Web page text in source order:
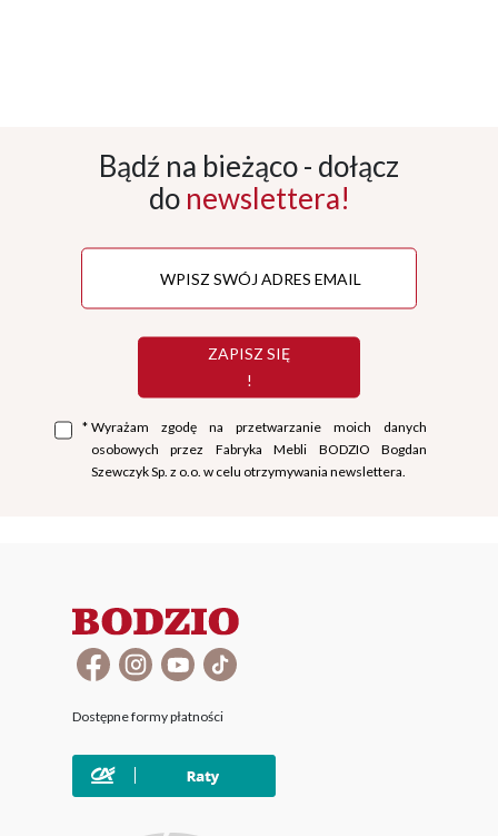
Bądź na bieżąco - dołącz
do newslettera!
ZAPISZ SIĘ
!
* Wyrażam zgodę na przetwarzanie moich danych
osobowych przez Fabryka Mebli BODZIO Bogdan
Szewczyk Sp. z o.o. w celu otrzymywania newslettera.
Dostępne formy płatności